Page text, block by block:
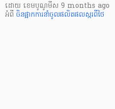
ដោយ ​ ខេមបូណូមីស 9 months ago
អំពី ចិនផ្អាកការនាំចូលផលិតផលស្ករពីថៃ